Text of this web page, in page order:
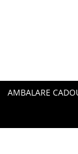
AMBALARE